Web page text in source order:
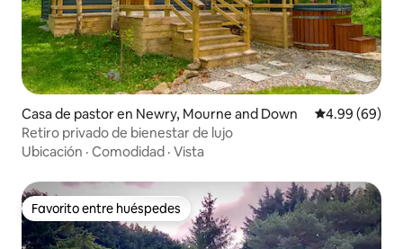
Casa de pastor en Newry, Mourne and Down Calificación
4.99 (69)
Retiro privado de bienestar de lujo
Ubicación · Comodidad · Vista
Favorito entre huéspedes
Favorito entre huéspedes